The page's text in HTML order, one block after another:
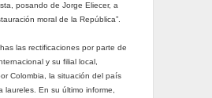
posando de Jorge Eliecer, a
moral de la República”.
las rectificaciones por parte de
y su filial local,
Colombia, la situación del país
laureles. En su último informe,